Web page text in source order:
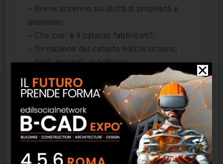
– Breve accenno sui diritti di proprietà e
possesso;
– Che cos’ è il catasto fabbricati?:
– formazione del catasto edilizio urbano;
– fogli, mappali, subalterni;
– elaborato planimetrico;
– ditte catastali e partite speciali (beni
comuni censibili e non censibili);
– l’unità immobiliare urbana;
– la visura catastale (attuale, storica…);
– le categorie del catasto fabbricati;